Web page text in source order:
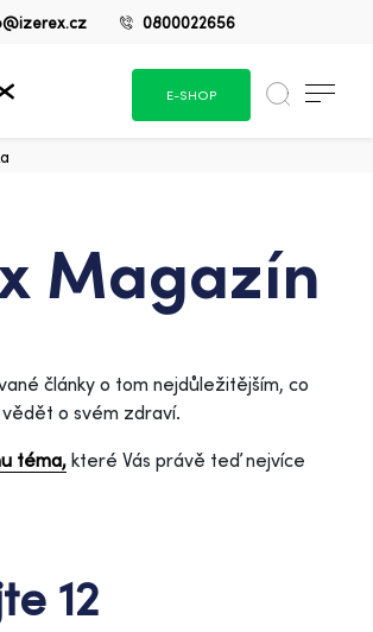
0800022656
E-SHOP
Magazín
články o tom nejdůležitějším, co
o svém zdraví.
téma, které Vás právě teď nejvíce
12